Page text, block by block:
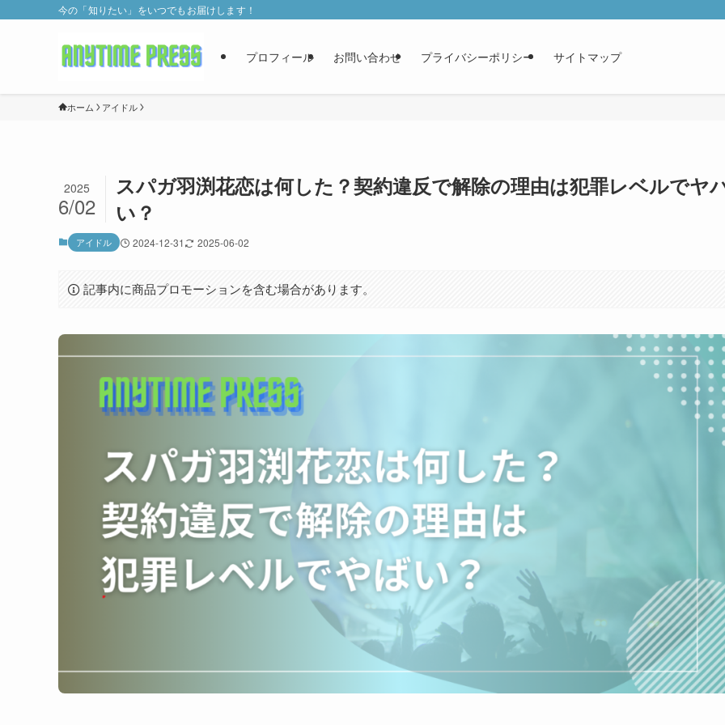
今の「知りたい」をいつでもお届けします！
プロフィール お問い合わせ プライバシーポリシー サイトマップ
ホーム アイドル
スパガ羽渕花恋は何した？契約違反で解除の理由は犯罪レベルでヤ
い？
2025
6/02
アイドル 2024-12-31 2025-06-02
記事内に商品プロモーションを含む場合があります。